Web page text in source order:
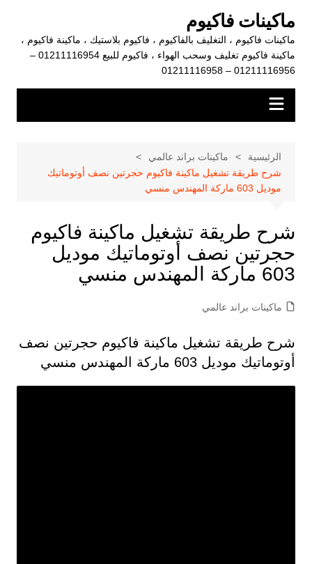
المحتوى
ماكينات فاكيوم
ماكينات فاكيوم ، التغليف بالفاكيوم ، فاكيوم بلاستيك ، ماكينة فاكيوم ،
ماكينة فاكيوم تغليف وسحب الهواء ، فاكيوم للبيع 01211116954 –
01211116956 – 01211116958
الرئيسية
ماكينات براند عالمي
شرح طريقة تشغيل ماكينة فاكيوم حجرتين نصف أوتوماتيك
موديل 603 ماركة المهندس منسي
شرح طريقة تشغيل ماكينة فاكيوم
حجرتين نصف أوتوماتيك موديل
603 ماركة المهندس منسي
ماكينات براند عالمي
شرح طريقة تشغيل ماكينة فاكيوم حجرتين نصف
أوتوماتيك موديل 603 ماركة المهندس منسي